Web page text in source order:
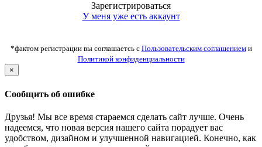
Зарегистрироваться
У меня уже есть аккаунт
*фактом регистрации вы соглашаетсь с Пользовательским соглашениеми
Политикой конфиденциальности
×
Сообщить об ошибке
Друзья! Мы все время стараемся сделать сайт лучше. Очень
надеемся, что новая версия нашего сайта порадует вас
удобством, дизайном и улучшенной навигацией. Конечно, как